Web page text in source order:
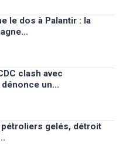
le dos à Palantir : la
clash avec
un...
pétroliers gelés, détroit